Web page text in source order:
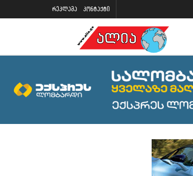
რეკლამა კონტაქტი